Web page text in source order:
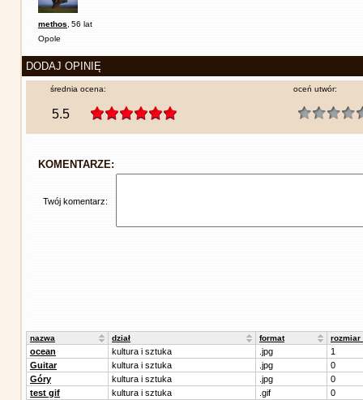
methos 56 lat
Opole
DODAJ OPINIĘ
średnia ocena:
5.5
oceń utwór:
KOMENTARZE:
Twój komentarz:
nazwa dział format rozmiar
ocean kultura i sztuka .jpg
1
Guitar
kultura i sztuka .jpg
0
Góry
kultura i sztuka .jpg
0
test gif
kultura i sztuka .gif 0